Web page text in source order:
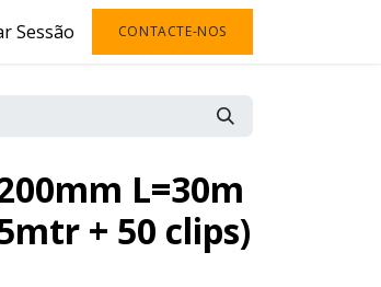
Sessão CONTACTE-NOS
L=30m
+ 50 clips)